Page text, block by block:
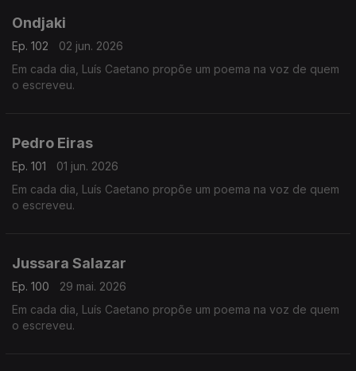
Ondjaki
Ep. 102
02 jun. 2026
Em cada dia, Luís Caetano propõe um poema na voz de quem
o escreveu.
Pedro Eiras
Ep. 101
01 jun. 2026
Em cada dia, Luís Caetano propõe um poema na voz de quem
o escreveu.
Jussara Salazar
Ep. 100
29 mai. 2026
Em cada dia, Luís Caetano propõe um poema na voz de quem
o escreveu.